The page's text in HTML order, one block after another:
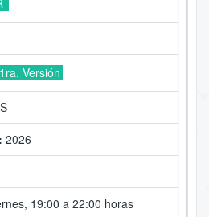
Versión
2026
19:00 a 22:00 horas